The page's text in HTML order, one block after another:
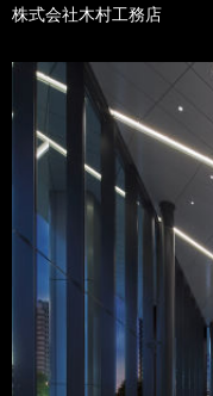
株式会社木村工務店